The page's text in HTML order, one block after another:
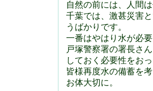
自然の前には、人間
千葉では、激甚災害
うばかりです。
一番はやはり水が必
戸塚警察署の署長さ
しておく必要性をお
皆様再度水の備蓄を考
お体大切に。